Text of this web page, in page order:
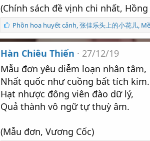
(Chính sách đề vịnh chi nhất,
S
ố
l
ư
t
t
h
í
c
Phồn hoa huyết cảnh,张佳乐头上的小花儿,
Hàn Chiêu Thiến
27/12/19
Mẫu đơn yêu diễm loạn nhân tâm,
Nhất quốc như cuồng bất tích kim.
Hạt nhược đông viên đào dữ lý,
Quả thành vô ngữ tự thuỳ âm.
(Mẫu đơn, Vương Cốc)